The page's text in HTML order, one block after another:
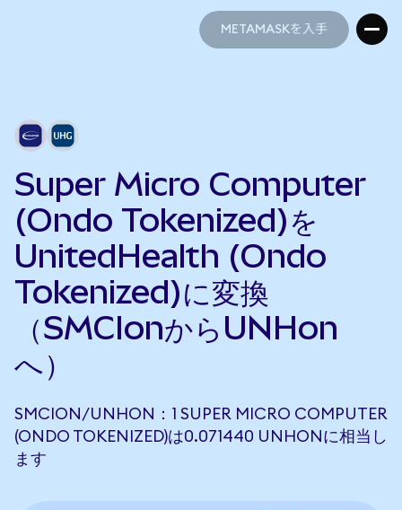
METAMASKを入手
Super Micro Computer
(Ondo Tokenized)を
UnitedHealth (Ondo
Tokenized)に変換
（SMCIonからUNHon
へ）
SMCION/UNHON：1 SUPER MICRO COMPUTER
(ONDO TOKENIZED)は0.071440 UNHONに相当し
ます